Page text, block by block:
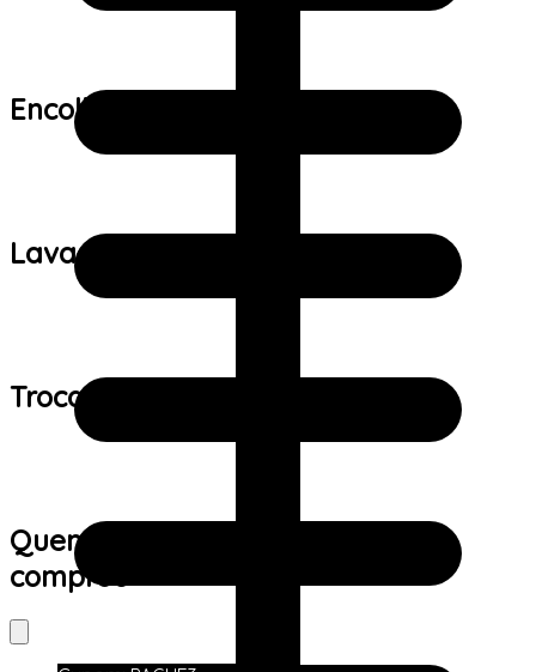
Encolhimento:
Lavagem:
Trocas e devoluções:
Quem viu este produto também
comprou